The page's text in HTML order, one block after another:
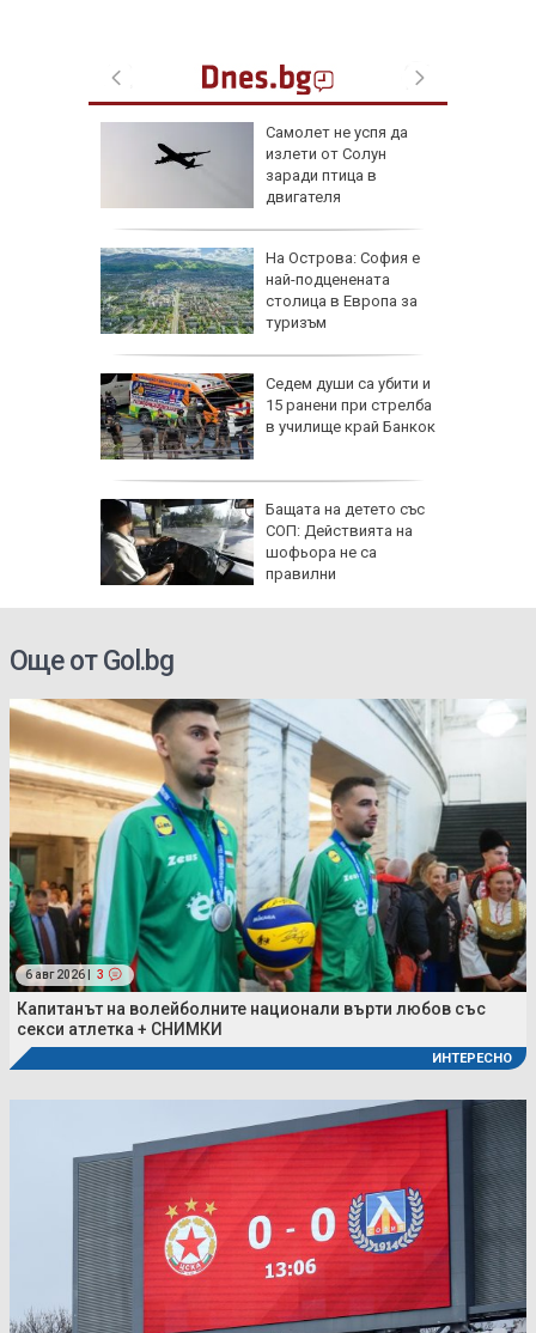
Самолет не успя да
излети от Солун
заради птица в
двигателя
На Острова: София е
най-подценената
столица в Европа за
туризъм
Седем души са убити и
15 ранени при стрелба
в училище край Банкок
Бащата на детето със
СОП: Действията на
шофьора не са
правилни
Още от Gol.bg
6 авг 2026 | 3
Капитанът на волейболните национали върти любов със
секси атлетка + СНИМКИ
ИНТЕРЕСНО